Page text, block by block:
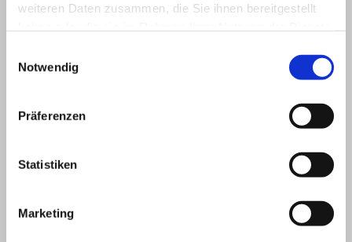
weiteren Daten zusammen, die Sie ihnen bereitgestellt
Notwendig
Präferenzen
Statistiken
Marketing